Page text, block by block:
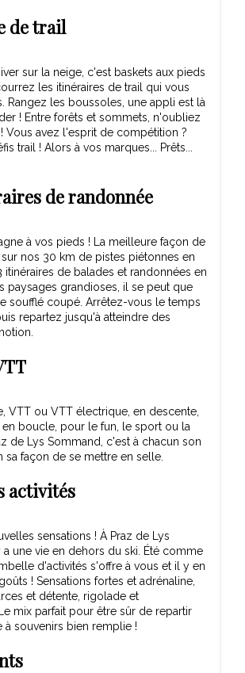
de trail
sur la neige, c'est baskets aux pieds
les itinéraires de trail qui vous
Rangez les boussoles, une appli est là
! Entre forêts et sommets, n'oubliez
Vous avez l'esprit de compétition ?
trail ! Alors à vos marques... Prêts...
de randonnée
à vos pieds ! La meilleure façon de
nos 30 km de pistes piétonnes en
itinéraires de balades et randonnées en
paysages grandioses, il se peut que
soufflé coupé. Arrêtez-vous le temps
repartez jusqu'à atteindre des
VTT ou VTT électrique, en descente,
boucle, pour le fun, le sport ou la
de Lys Sommand, c'est à chacun son
sa façon de se mettre en selle.
activités
sensations ! À Praz de Lys
une vie en dehors du ski. Été comme
d'activités s'offre à vous et il y en
! Sensations fortes et adrénaline,
et détente, rigolade et
mix parfait pour être sûr de repartir
à souvenirs bien remplie !